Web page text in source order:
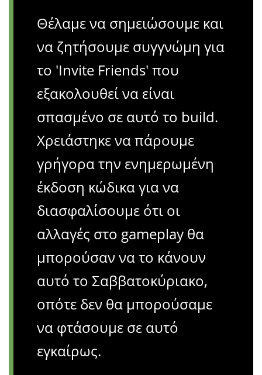
Θέλαμε να σημειώσουμε και
να ζητήσουμε συγγνώμη για
το 'Invite Friends' που
εξακολουθεί να είναι
σπασμένο σε αυτό το build.
Χρειάστηκε να πάρουμε
γρήγορα την ενημερωμένη
έκδοση κώδικα για να
διασφαλίσουμε ότι οι
αλλαγές στο gameplay θα
μπορούσαν να το κάνουν
αυτό το Σαββατοκύριακο,
οπότε δεν θα μπορούσαμε
να φτάσουμε σε αυτό
εγκαίρως.